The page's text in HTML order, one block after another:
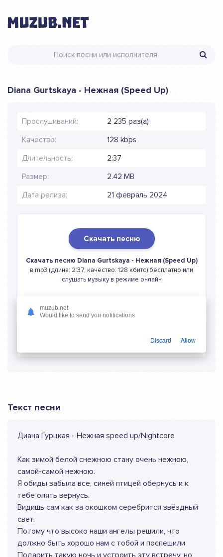
Diana Gurtskaya - Нежная (Speed Up)
Прослушиваний: 2 235 раз(а)
Качество: 128 kbps
Длительность: 2:37
Размер: 2.42 MB
Дата релиза: 21 февраль 2024
Скачать песню
Скачать песню Diana Gurtskaya - Нежная (Speed Up)
в mp3 (длина: 2:37, качество: 128 кбитс) бесплатно или
слушать музыку в режиме онлайн
Текст песни
Диана Гурцкая - Нежная speed up/Nightcore
Как зимой белой снежною стану очень нежною,
самой-самой нежною.
Я обиды забыла все, синей птицей обернусь и к
тебе опять вернусь.
Видишь сам как за окошком серебрится звёздный
свет.
Потому что высоко наши ангелы решили, что
должно быть хорошо нам с тобой и поспешили
Подарить такую ночь и устроить эту встречу, но
muzub.net
Would like to send you notifications
Discard Allow